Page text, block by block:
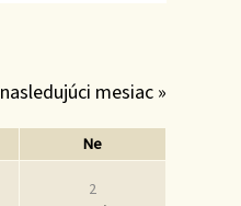
nasledujúci mesiac »
Ne
2